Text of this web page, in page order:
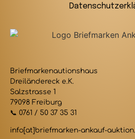
Briefmarkenautionshaus
Dreiländereck e.K.
Salzstrasse 1
79098 Freiburg
📞 0761 / 50 37 35 31
info[at]briefmarken-ankauf-